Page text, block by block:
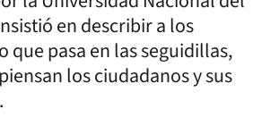
en describir a los
que pasa en las seguidillas,
los ciudadanos y sus